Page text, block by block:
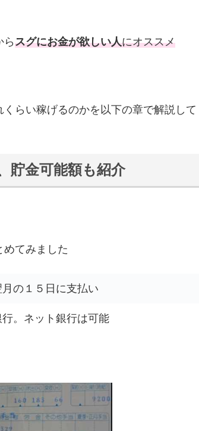
らスグにお金が欲しい人にオススメ
らい稼げるのかを以下の章で解説して
貯金可能額も紹介
めてみました
の１５日に支払い
。ネット銀行は可能